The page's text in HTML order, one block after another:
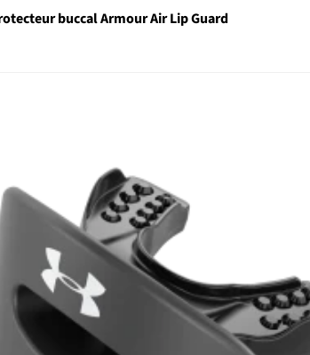
buccal Armour Air Lip Guard